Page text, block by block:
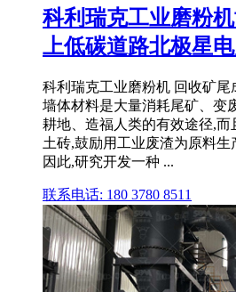
科利瑞克工业磨粉
上低碳道路北极星
科利瑞克工业磨粉机 回收矿
墙体材料是大量消耗尾矿、变
耕地、造福人类的有效途径,
土砖,鼓励用工业废渣为原料生
因此,研究开发一种 ...
联系电话: 180 3780 8511